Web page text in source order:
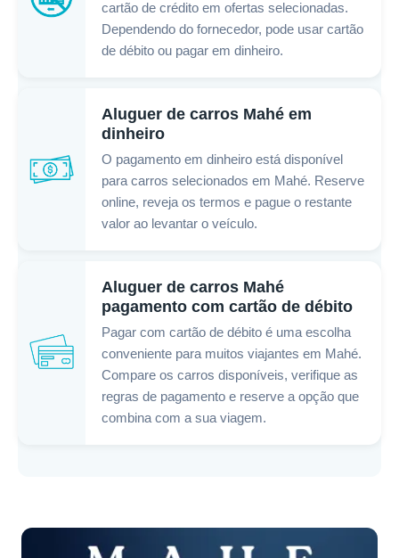
cartão de crédito em ofertas selecionadas.
Dependendo do fornecedor, pode usar cartão
de débito ou pagar em dinheiro.
Aluguer de carros Mahé em
dinheiro
O pagamento em dinheiro está disponível
para carros selecionados em Mahé. Reserve
online, reveja os termos e pague o restante
valor ao levantar o veículo.
Aluguer de carros Mahé
pagamento com cartão de débito
Pagar com cartão de débito é uma escolha
conveniente para muitos viajantes em Mahé.
Compare os carros disponíveis, verifique as
regras de pagamento e reserve a opção que
combina com a sua viagem.